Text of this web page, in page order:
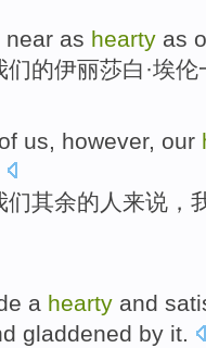
near as hearty as
们的伊丽莎白 ·埃
of us however, our
们其余的 人来说，
a hearty and
gladdened by it.